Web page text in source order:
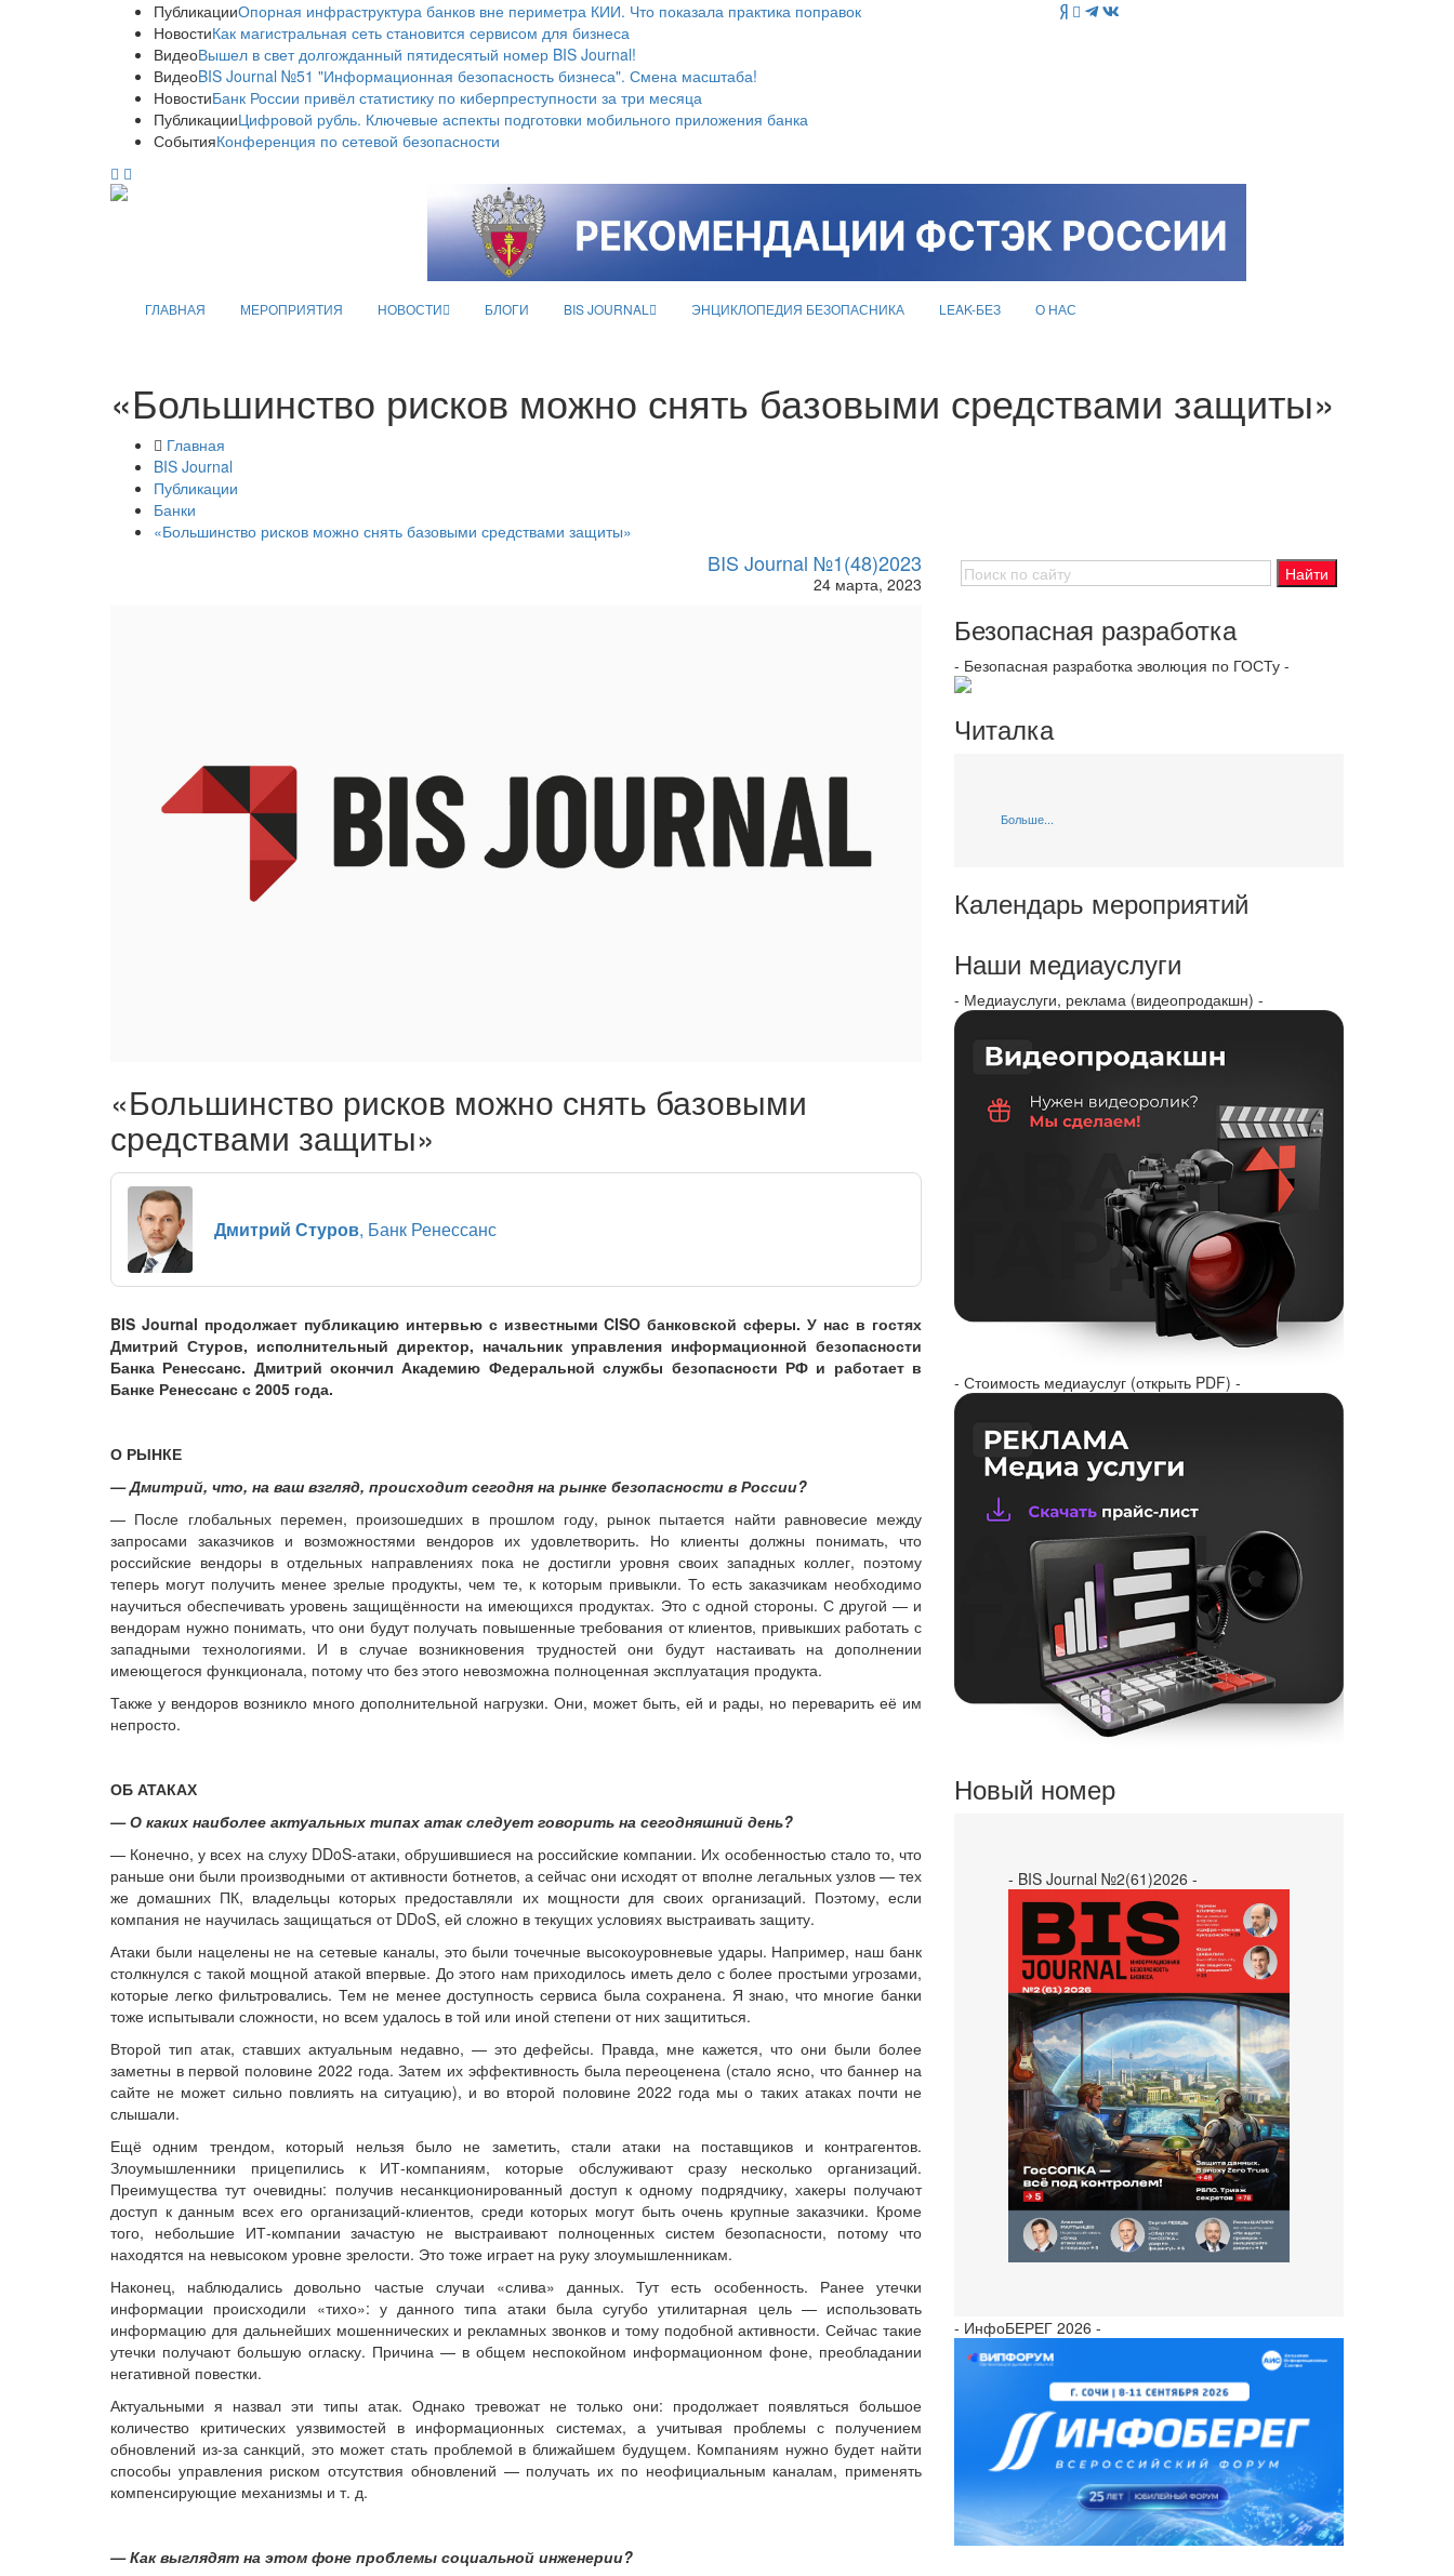
ПубликацииОпорная инфраструктура банков вне периметра КИИ. Что показала практика поправок
НовостиКак магистральная сеть становится сервисом для бизнеса
ВидеоВышел в свет долгожданный пятидесятый номер BIS Journal!
ВидеоBIS Journal №51 "Информационная безопасность бизнеса". Смена масштаба!
НовостиБанк России привёл статистику по киберпреступности за три месяца
ПубликацииЦифровой рубль. Ключевые аспекты подготовки мобильного приложения банка
СобытияКонференция по сетевой безопасности
ГЛАВНАЯ МЕРОПРИЯТИЯ НОВОСТИ БЛОГИ BIS JOURNAL ЭНЦИКЛОПЕДИЯ БЕЗОПАСНИКА LEAK-БЕЗ О НАС
«Большинство рисков можно снять базовыми средствами защиты»
Главная
BIS Journal
Публикации
Банки
«Большинство рисков можно снять базовыми средствами защиты»
BIS Journal №1(48)2023
24 марта, 2023
«Большинство рисков можно снять базовыми
средствами защиты»
Дмитрий Стуров, Банк Ренессанс
BIS Journal продолжает публикацию интервью с известными CISO банковской сферы. У нас в гостях
Дмитрий Стуров, исполнительный директор, начальник управления информационной безопасности
Банка Ренессанс. Дмитрий окончил Академию Федеральной службы безопасности РФ и работает в
Банке Ренессанс с 2005 года.
О РЫНКЕ
— Дмитрий, что, на ваш взгляд, происходит сегодня на рынке безопасности в России?
— После глобальных перемен, произошедших в прошлом году, рынок пытается найти равновесие между
запросами заказчиков и возможностями вендоров их удовлетворить. Но клиенты должны понимать, что
российские вендоры в отдельных направлениях пока не достигли уровня своих западных коллег, поэтому
теперь могут получить менее зрелые продукты, чем те, к которым привыкли. То есть заказчикам необходимо
научиться обеспечивать уровень защищённости на имеющихся продуктах. Это с одной стороны. С другой — и
вендорам нужно понимать, что они будут получать повышенные требования от клиентов, привыкших работать с
западными технологиями. И в случае возникновения трудностей они будут настаивать на дополнении
имеющегося функционала, потому что без этого невозможна полноценная эксплуатация продукта.
Также у вендоров возникло много дополнительной нагрузки. Они, может быть, ей и рады, но переварить её им
непросто.
ОБ АТАКАХ
— О каких наиболее актуальных типах атак следует говорить на сегодняшний день?
— Конечно, у всех на слуху DDoS-атаки, обрушившиеся на российские компании. Их особенностью стало то, что
раньше они были производными от активности ботнетов, а сейчас они исходят от вполне легальных узлов — тех
же домашних ПК, владельцы которых предоставляли их мощности для своих организаций. Поэтому, если
компания не научилась защищаться от DDoS, ей сложно в текущих условиях выстраивать защиту.
Атаки были нацелены не на сетевые каналы, это были точечные высокоуровневые удары. Например, наш банк
столкнулся с такой мощной атакой впервые. До этого нам приходилось иметь дело с более простыми угрозами,
которые легко фильтровались. Тем не менее доступность сервиса была сохранена. Я знаю, что многие банки
тоже испытывали сложности, но всем удалось в той или иной степени от них защититься.
Второй тип атак, ставших актуальным недавно, — это дефейсы. Правда, мне кажется, что они были более
заметны в первой половине 2022 года. Затем их эффективность была переоценена (стало ясно, что баннер на
сайте не может сильно повлиять на ситуацию), и во второй половине 2022 года мы о таких атаках почти не
слышали.
Ещё одним трендом, который нельзя было не заметить, стали атаки на поставщиков и контрагентов.
Злоумышленники прицепились к ИТ-компаниям, которые обслуживают сразу несколько организаций.
Преимущества тут очевидны: получив несанкционированный доступ к одному подрядчику, хакеры получают
доступ к данным всех его организаций-клиентов, среди которых могут быть очень крупные заказчики. Кроме
того, небольшие ИТ-компании зачастую не выстраивают полноценных систем безопасности, потому что
находятся на невысоком уровне зрелости. Это тоже играет на руку злоумышленникам.
Наконец, наблюдались довольно частые случаи «слива» данных. Тут есть особенность. Ранее утечки
информации происходили «тихо»: у данного типа атаки была сугубо утилитарная цель — использовать
информацию для дальнейших мошеннических и рекламных звонков и тому подобной активности. Сейчас такие
утечки получают большую огласку. Причина — в общем неспокойном информационном фоне, преобладании
негативной повестки.
Актуальными я назвал эти типы атак. Однако тревожат не только они: продолжает появляться большое
количество критических уязвимостей в информационных системах, а учитывая проблемы с получением
обновлений из-за санкций, это может стать проблемой в ближайшем будущем. Компаниям нужно будет найти
способы управления риском отсутствия обновлений — получать их по неофициальным каналам, применять
компенсирующие механизмы и т. д.
— Как выглядят на этом фоне проблемы социальной инженерии?
Безопасная разработка
- Безопасная разработка эволюция по ГОСТу -
Читалка
Больше...
Календарь мероприятий
Наши медиауслуги
- Медиауслуги, реклама (видеопродакшн) -
- Стоимость медиауслуг (открыть PDF) -
Новый номер
- BIS Journal №2(61)2026 -
- ИнфоБЕРЕГ 2026 -